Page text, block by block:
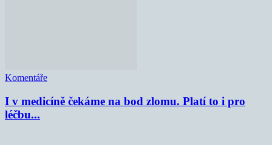
Komentáře
I v medicíně čekáme na bod zlomu. Platí to i pro
léčbu...